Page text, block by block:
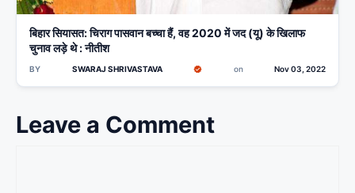
बिहार सियासत: चिराग पासवान बच्चा हैं, वह 2020 में जद (यू) के खिलाफ
चुनाव लड़े थे : नीतीश
BY SWARAJ SHRIVASTAVA on Nov 03, 2022
Leave a Comment